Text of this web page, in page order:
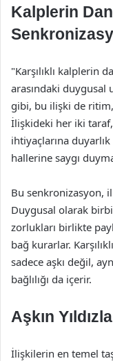
Kalplerin
"Karşılıklı kalplerin
arasındaki duygusal
gibi, bu ilişki de ritim,
İlişkideki her iki
ihtiyaçlarına
hallerine saygı
Bu senkronizasyon,
Duygusal olarak
zorlukları birlikte
bağ kurarlar.
sadece aşkı değil,
bağlılığı da içerir.
Aşkın
İlişkilerin en temel